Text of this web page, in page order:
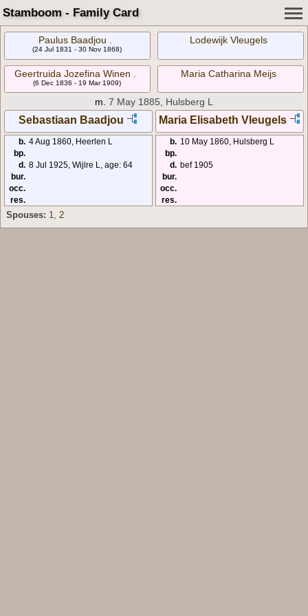
Stamboom - Family Card
Paulus Baadjou .
(24 Jul 1831 - 30 Nov 1868)
Lodewijk Vleugels
Geertruida Jozefina Winen .
(6 Dec 1836 - 19 Mar 1909)
Maria Catharina Meijs
m. 7 May 1885, Hulsberg L
Sebastiaan Baadjou Maria Elisabeth Vleugels
b. 4 Aug 1860, Heerlen L
bp.
d. 8 Jul 1925, Wijlre L, age: 64
bur.
occ.
res.
b. 10 May 1860, Hulsberg L
bp.
d. bef 1905
bur.
occ.
res.
Spouses: 1, 2